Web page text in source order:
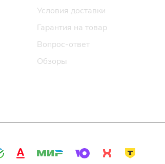
Условия доставки
Гарантия на товар
Вопрос-ответ
Обзоры